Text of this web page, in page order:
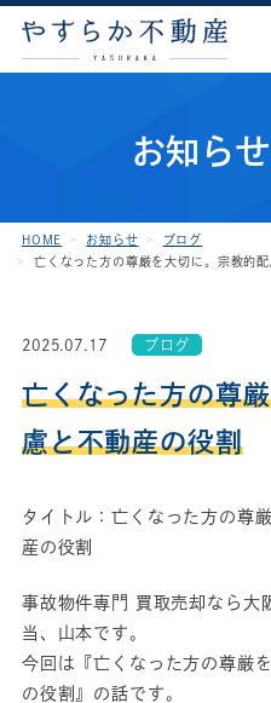
お知ら
HOME お知らせ
ブログ
亡くなった方の尊厳を大切に。宗教的配
2025.07.17 ブログ
亡くなった方の尊
慮と不動産の役割
タイトル：亡くなった方の尊
産の役割
事故物件専門 買取売却なら大
当、山本です。
今回は『亡くなった方の尊厳
の役割』の話です。